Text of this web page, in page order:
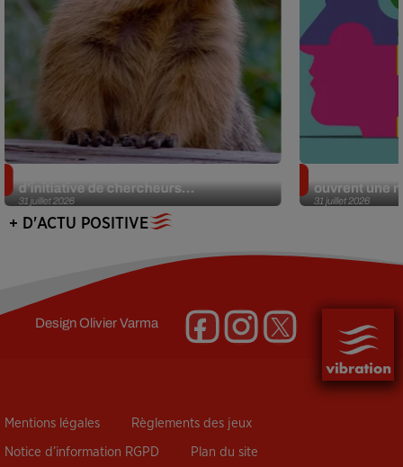
31 juillet 2026
d’initiative de chercheurs...
31 juillet 2026
ouvrent une
+ D'ACTU POSITIVE
DesignOlivier Varma
Mentions légales Règlements des jeux
Notice d’information RGPD Plan du site